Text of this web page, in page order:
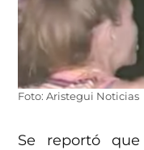
Foto: Aristegui Noticias
Se reportó